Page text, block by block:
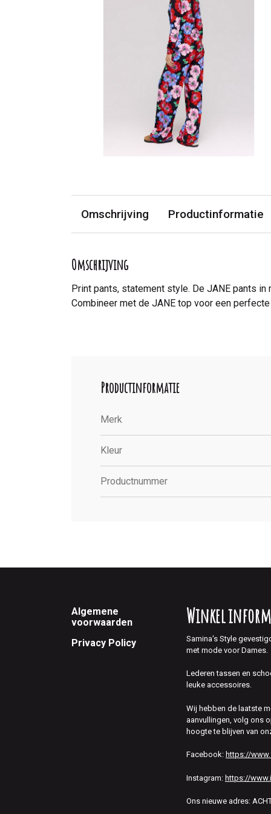
Omschrijving Productinformatie
Omschrijving
Print pants, statement style. De JANE pants
Combineer met de JANE top voor een
Productinformatie
Merk
Kleur
Productnummer
Footer
Algemene
voorwaarden
Privacy Policy
Winkel
Samina's Style
met mode voor Dames.
Lederen tassen en
leuke accessoires.
Wij hebben de laatste
aanvullingen, volg ons
hoogte te blijven van
Facebook: https://
Instagram: https://
Ons nieuwe adres: